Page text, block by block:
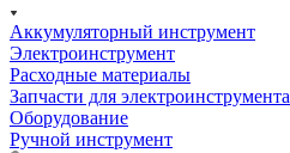
Аккумуляторный инструмент
Электроинструмент
Расходные материалы
Запчасти для электроинструмента
Оборудование
Ручной инструмент